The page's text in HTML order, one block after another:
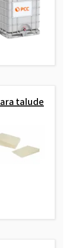
talude